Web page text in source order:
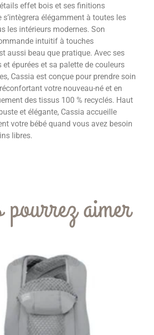
effet bois et ses finitions
s’intègrera élégamment à toutes les
les intérieurs modernes. Son
intuitif à touches
aussi beau que pratique. Avec ses
et épurées et sa palette de couleurs
Cassia est conçue pour prendre soin
votre nouveau-né et en
des tissus 100 % recyclés. Haut
et élégante, Cassia accueille
votre bébé quand vous avez besoin
libres.
pourrez aimer